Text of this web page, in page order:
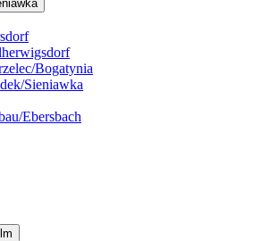
Bogatynia
Sieniawka
Ebersbach